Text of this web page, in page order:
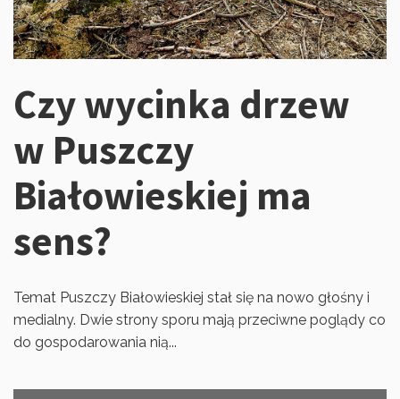
Czy wycinka drzew
w Puszczy
Białowieskiej ma
sens?
Temat Puszczy Białowieskiej stał się na nowo głośny i
medialny. Dwie strony sporu mają przeciwne poglądy co
do gospodarowania nią...